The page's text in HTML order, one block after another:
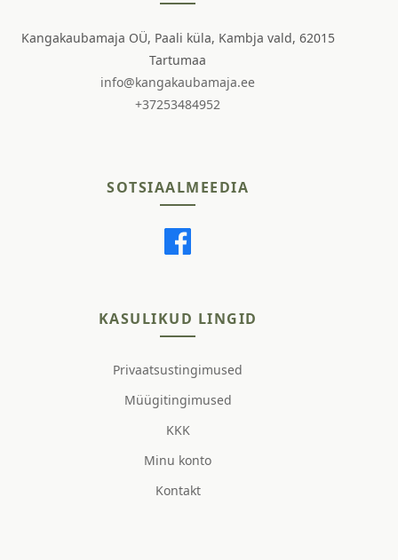
Kangakaubamaja OÜ, Paali küla, Kambja vald, 62015
Tartumaa
info@kangakaubamaja.ee
+37253484952
SOTSIAALMEEDIA
KASULIKUD LINGID
Privaatsustingimused
Müügitingimused
KKK
Minu konto
Kontakt